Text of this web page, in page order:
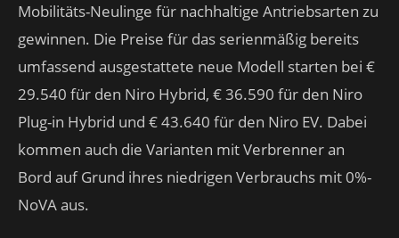
Mobilitäts-Neulinge für nachhaltige Antriebsarten zu
gewinnen. Die Preise für das serienmäßig bereits
umfassend ausgestattete neue Modell starten bei €
29.540 für den Niro Hybrid, € 36.590 für den Niro
Plug-in Hybrid und € 43.640 für den Niro EV. Dabei
kommen auch die Varianten mit Verbrenner an
Bord auf Grund ihres niedrigen Verbrauchs mit 0%-
NoVA aus.